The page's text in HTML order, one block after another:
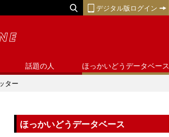
デジタル版ログイン
話題の人 ほっかいどうデータベース
ター​
ほっかいどうデータベース